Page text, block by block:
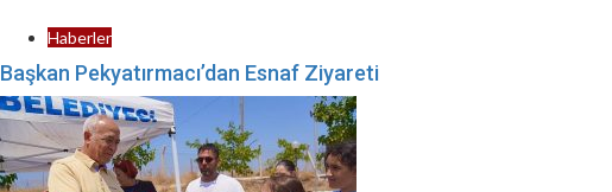
Haberler
Başkan Pekyatırmacı’dan Esnaf Ziyareti